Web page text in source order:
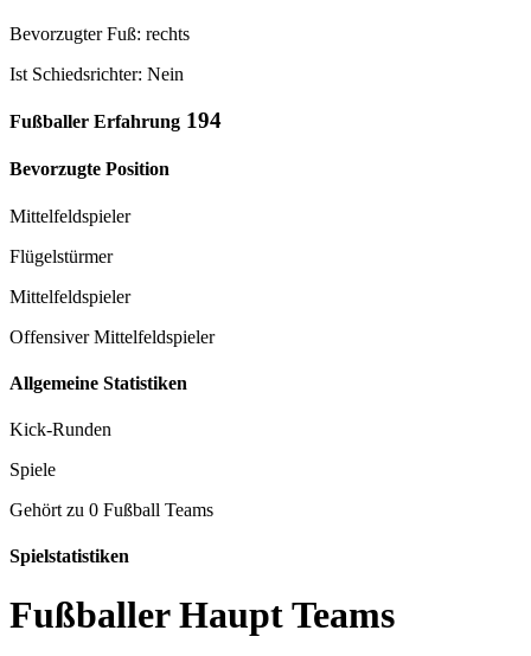
Bevorzugter Fuß: rechts
Ist Schiedsrichter: Nein
Fußballer Erfahrung 194
Bevorzugte Position
Mittelfeldspieler
Flügelstürmer
Mittelfeldspieler
Offensiver Mittelfeldspieler
Allgemeine Statistiken
Kick-Runden
Spiele
Gehört zu 0 Fußball Teams
Spielstatistiken
Fußballer Haupt Teams